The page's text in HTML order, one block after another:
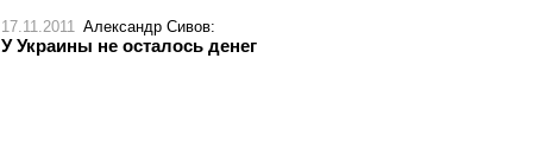
17.11.2011 Александр Сивов:
У Украины не осталось денег